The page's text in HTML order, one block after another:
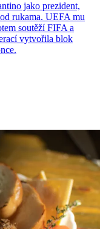
jako prezident,
rukama. UEFA mu
soutěží FIFA a
vytvořila blok